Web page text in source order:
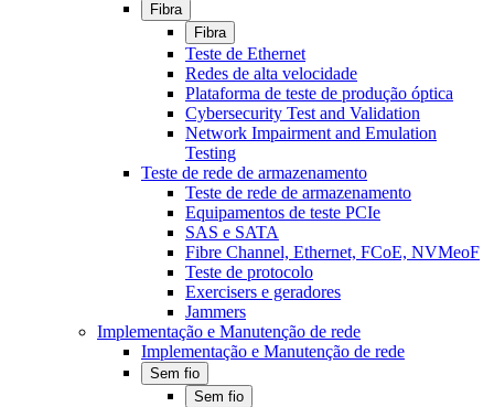
Fibra
Fibra
Teste de Ethernet
Redes de alta velocidade
Plataforma de teste de produção óptica
Cybersecurity Test and Validation
Network Impairment and Emulation
Testing
Teste de rede de armazenamento
Teste de rede de armazenamento
Equipamentos de teste PCIe
SAS e SATA
Fibre Channel, Ethernet, FCoE, NVMeoF
Teste de protocolo
Exercisers e geradores
Jammers
Implementação e Manutenção de rede
Implementação e Manutenção de rede
Sem fio
Sem fio